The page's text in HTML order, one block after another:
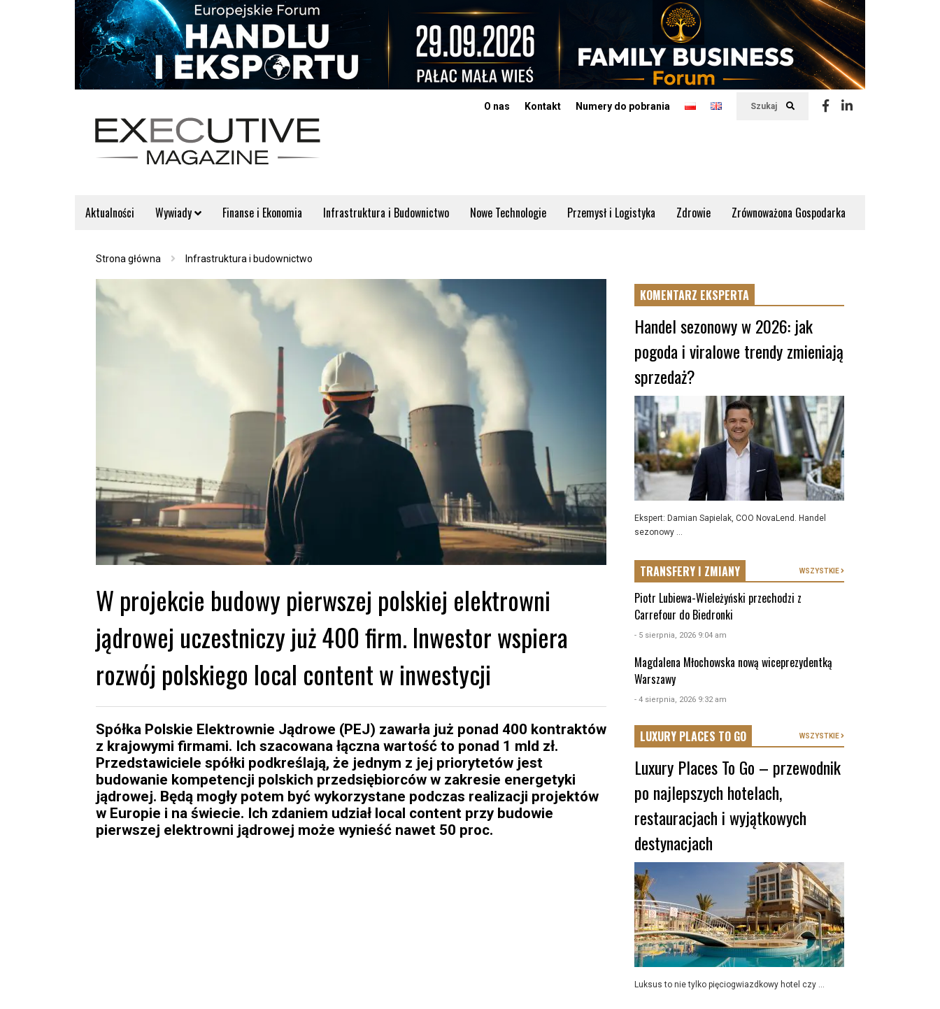
Szukaj
O nas Kontakt Numery do pobrania
Aktualności Wywiady Finanse i Ekonomia Infrastruktura i Budownictwo Nowe Technologie Przemysł i Logistyka Zdrowie Zrównoważona Gospodarka
Strona główna Infrastruktura i budownictwo
W projekcie budowy pierwszej polskiej elektrowni
jądrowej uczestniczy już 400 firm. Inwestor wspiera
rozwój polskiego local content w inwestycji
Spółka Polskie Elektrownie Jądrowe (PEJ) zawarła już ponad 400 kontraktów
z krajowymi firmami. Ich szacowana łączna wartość to ponad 1 mld zł.
Przedstawiciele spółki podkreślają, że jednym z jej priorytetów jest
budowanie kompetencji polskich przedsiębiorców w zakresie energetyki
jądrowej. Będą mogły potem być wykorzystane podczas realizacji projektów
w Europie i na świecie. Ich zdaniem udział local content przy budowie
pierwszej elektrowni jądrowej może wynieść nawet 50 proc.
KOMENTARZ EKSPERTA
Handel sezonowy w 2026: jak
pogoda i viralowe trendy zmieniają
sprzedaż?
Ekspert: Damian Sapielak, COO NovaLend. Handel
sezonowy ...
TRANSFERY I ZMIANY WSZYSTKIE
Piotr Lubiewa-Wieleżyński przechodzi z
Carrefour do Biedronki
- 5 sierpnia, 2026 9:04 am
Magdalena Młochowska nową wiceprezydentką
Warszawy
- 4 sierpnia, 2026 9:32 am
LUXURY PLACES TO GO WSZYSTKIE
Luxury Places To Go – przewodnik
po najlepszych hotelach,
restauracjach i wyjątkowych
destynacjach
Luksus to nie tylko pięciogwiazdkowy hotel czy ...